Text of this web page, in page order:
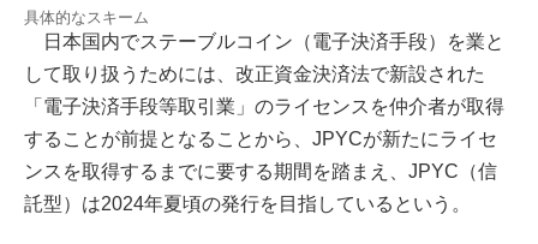
具体的なスキーム
日本国内でステーブルコイン（電子決済手段）を業と
して取り扱うためには、改正資金決済法で新設された
「電子決済手段等取引業」のライセンスを仲介者が取得
することが前提となることから、JPYCが新たにライセ
ンスを取得するまでに要する期間を踏まえ、JPYC（信
託型）は2024年夏頃の発行を目指しているという。